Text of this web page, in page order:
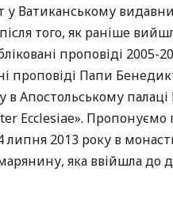
у Ватиканському
того, як раніше
проповіді 2005-
проповіді Папи
в Апостольському
Ecclesiae». Пропонуємо
липня 2013 року в
яка ввійшла до